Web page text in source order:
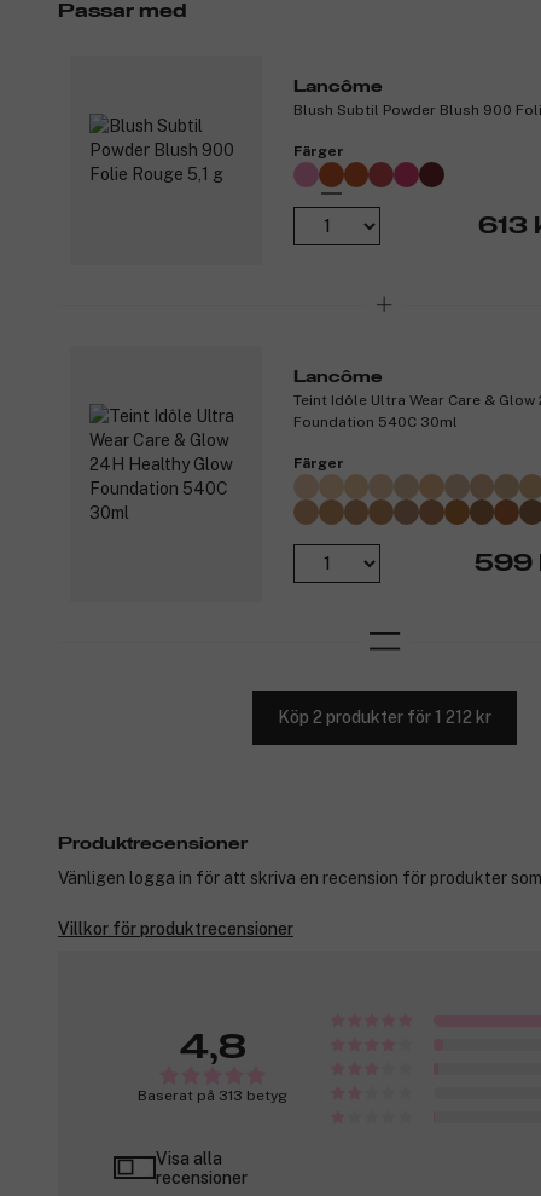
Passar med
Lancôme
Blush Subtil Powder Blush 900
Färger
613
Lancôme
Teint Idôle Ultra Wear Care &
Foundation 540C 30ml
Färger
599
Köp 2 produkter för 1 212 kr
Produktrecensioner
Vänligen logga in för att skriva en recension för produkter
Villkor för produktrecensioner
4,8
Baserat på 313 betyg
Visa alla
recensioner